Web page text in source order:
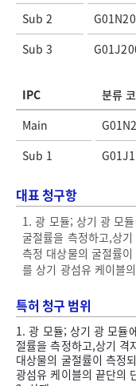
Sub 2
Sub 3
IPC 분류
Main
Sub 1
대표 청구항
1. 광 모듈; 상기 광 모
굴절률을 측정하고,상
측정 대상물의 굴절률
를 상기 광섬유 케이블
특허 청구 범위
1. 광 모듈; 상기 광 모듈
절률을 측정하고,상기 격
대상물의 굴절률이 측정
광섬유 케이블의 끝단의